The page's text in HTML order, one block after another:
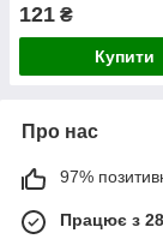
121 ₴
Купити
Про нас
97%
Працює з